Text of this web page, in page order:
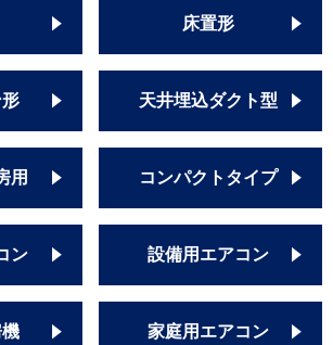
床置形
天井埋込ダクト型
用 コンパクトタイプ
ン 設備用エアコン
家庭用エアコン